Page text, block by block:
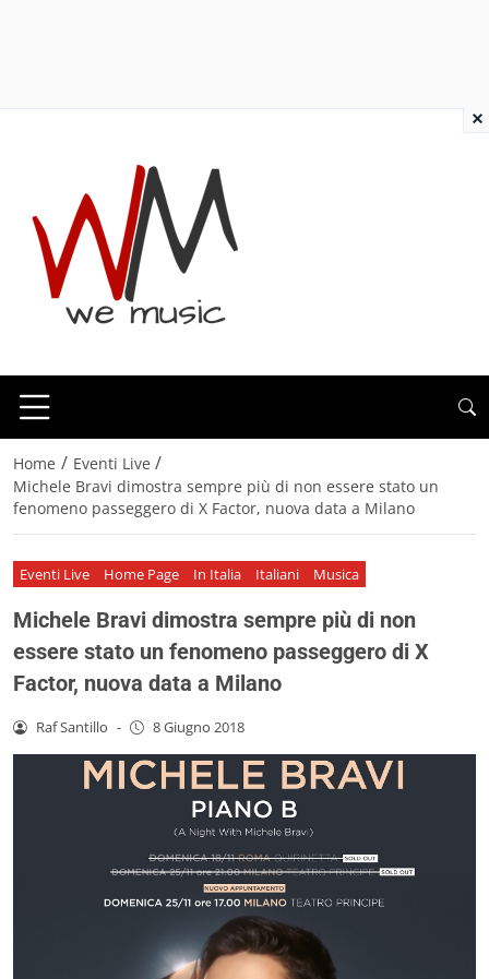
Home / Eventi Live /
Michele Bravi dimostra sempre più di non essere stato un
fenomeno passeggero di X Factor, nuova data a Milano
Eventi Live Home Page In Italia Italiani Musica
Michele Bravi dimostra sempre più di non
essere stato un fenomeno passeggero di X
Factor, nuova data a Milano
Raf Santillo - 8 Giugno 2018
×